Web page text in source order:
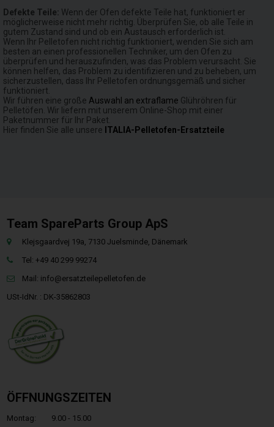
Defekte Teile: Wenn der Ofen defekte Teile hat, funktioniert er
möglicherweise nicht mehr richtig. Überprüfen Sie, ob alle Teile in
gutem Zustand sind und ob ein Austausch erforderlich ist.
Wenn Ihr Pelletofen nicht richtig funktioniert, wenden Sie sich am
besten an einen professionellen Techniker, um den Ofen zu
überprüfen und herauszufinden, was das Problem verursacht. Sie
können helfen, das Problem zu identifizieren und zu beheben, um
sicherzustellen, dass Ihr Pelletofen ordnungsgemäß und sicher
funktioniert.
Wir führen eine große Auswahl an extraflame Glühröhren für
Pelletöfen. Wir liefern mit unserem Online-Shop mit einer
Paketnummer für Ihr Paket.
Hier finden Sie alle unsere ITALIA-Pelletofen-Ersatzteile
Team SpareParts Group ApS
Klejsgaardvej 19a, 7130 Juelsminde, Dänemark
Tel: +49 40 299 99274
Mail: info@ersatzteilepelletofen.de
USt-IdNr. : DK-35862803
ÖFFNUNGSZEITEN
Montag:
9.00 - 15.00